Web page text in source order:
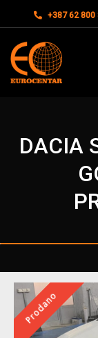
+387 62 800
DACIA
Prodano